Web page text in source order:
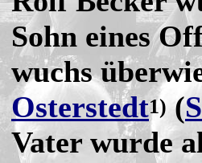
Sohn eines
wuchs
Osterstedt1)(
Vater wurde